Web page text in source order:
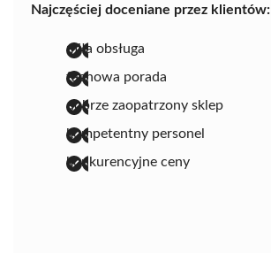
Najczęściej doceniane przez klientów:
miła obsługa
fachowa porada
dobrze zaopatrzony sklep
kompetentny personel
konkurencyjne ceny